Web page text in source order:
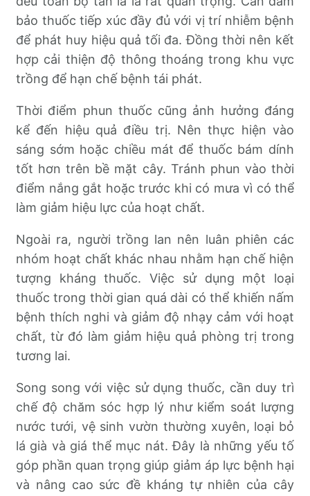
bảo thuốc tiếp xúc đầy đủ với vị trí nhiễm bệnh
để phát huy hiệu quả tối đa. Đồng thời nên kết
hợp cải thiện độ thông thoáng trong khu vực
trồng để hạn chế bệnh tái phát.
Thời điểm phun thuốc cũng ảnh hưởng đáng
kể đến hiệu quả điều trị. Nên thực hiện vào
sáng sớm hoặc chiều mát để thuốc bám dính
tốt hơn trên bề mặt cây. Tránh phun vào thời
điểm nắng gắt hoặc trước khi có mưa vì có thể
làm giảm hiệu lực của hoạt chất.
Ngoài ra, người trồng lan nên luân phiên các
nhóm hoạt chất khác nhau nhằm hạn chế hiện
tượng kháng thuốc. Việc sử dụng một loại
thuốc trong thời gian quá dài có thể khiến nấm
bệnh thích nghi và giảm độ nhạy cảm với hoạt
chất, từ đó làm giảm hiệu quả phòng trị trong
tương lai.
Song song với việc sử dụng thuốc, cần duy trì
chế độ chăm sóc hợp lý như kiểm soát lượng
nước tưới, vệ sinh vườn thường xuyên, loại bỏ
lá già và giá thể mục nát. Đây là những yếu tố
góp phần quan trọng giúp giảm áp lực bệnh hại
và nâng cao sức đề kháng tự nhiên của cây